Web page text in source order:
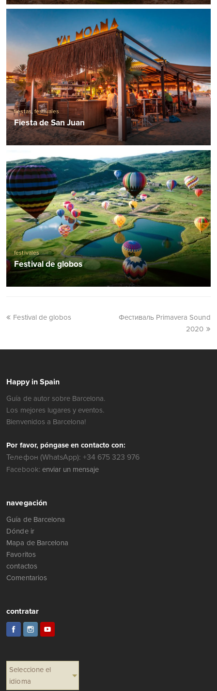
fiestas, festivales
Fiesta de San Juan
festivales
Festival de globos
Festival de globos
Фестиваль Primavera Sound
2020
Happy in Spain
Guía de autor sobre Barcelona.
Los mejores lugares y eventos.
Bienvenidos a Barcelona!
Por favor, póngase en contacto con:
Телефон (WhatsApp): +34 675 323 976
Facebook: enviar un mensaje
navegación
Guía de Barcelona
Dónde ir
Mapa de Barcelona
Favoritos
contactos
Comentarios
contratar
Seleccione el
idioma